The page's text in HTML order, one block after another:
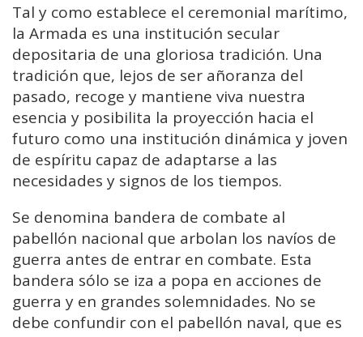
Tal y como establece el ceremonial marítimo,
la Armada es una institución secular
depositaria de una gloriosa tradición. Una
tradición que, lejos de ser añoranza del
pasado, recoge y mantiene viva nuestra
esencia y posibilita la proyección hacia el
futuro como una institución dinámica y joven
de espíritu capaz de adaptarse a las
necesidades y signos de los tiempos.
Se denomina bandera de combate al
pabellón nacional que arbolan los navíos de
guerra antes de entrar en combate. Esta
bandera sólo se iza a popa en acciones de
guerra y en grandes solemnidades. No se
debe confundir con el pabellón naval, que es